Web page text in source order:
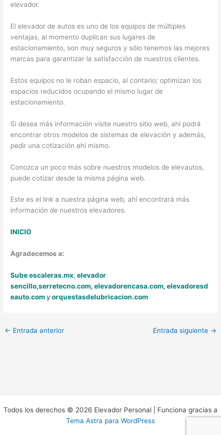
elevador.
El elevador de autos es uno de los equipos de múltiples
ventajas, al momento duplican sus lugares de
estacionamiento, son muy seguros y sólo tenemos las mejores
marcas para garantizar la satisfacción de nuestros clientes.
Estos equipos no le roban espacio, al contario; optimizan los
espacios reducidos ocupando el mismo lugar de
estacionamiento.
Si desea más información visite nuestro sitio web, ahí podrá
encontrar otros modelos de sistemas de elevación y además,
pedir una cotización ahí mismo.
Conozca un poco más sobre nuestros modelos de elevautos,
puede cotizar desde la misma página web.
Este es el link a nuestra página web, ahí encontrará más
información de nuestros elevadores.
INICIO
Agradecemos a:
Sube escaleras.mx,elevador
sencillo,serretecno.com, elevadorencasa.com, elevadoresd
eauto.comyorquestasdelubricacion.com
← Entrada anterior Entrada siguiente →
Todos los derechos © 2026 Elevador Personal | Funciona gracias a
Tema Astra para WordPress